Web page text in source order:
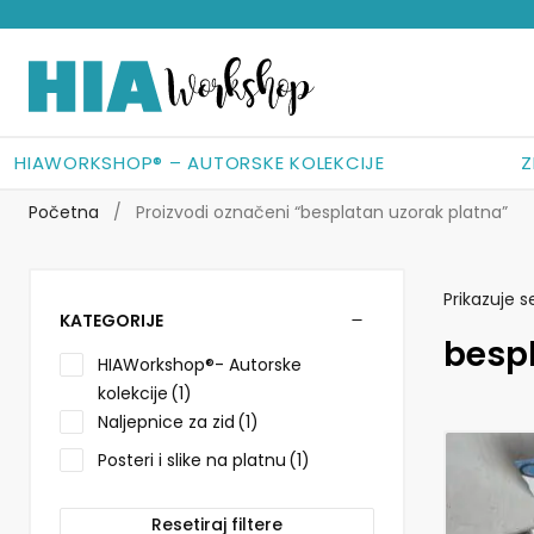
HIAWORKSHOP® – AUTORSKE KOLEKCIJE
Preskoči
na
navigaciju
Skoči
do
sadržaja
Početna / Proizvodi označeni “besplatan uzorak platna”
Prikazuje
KATEGORIJE
HIAWorkshop®- Autorske
kolekcije (1)
Naljepnice za zid (1)
Posteri i slike na platnu (1)
Resetiraj filtere